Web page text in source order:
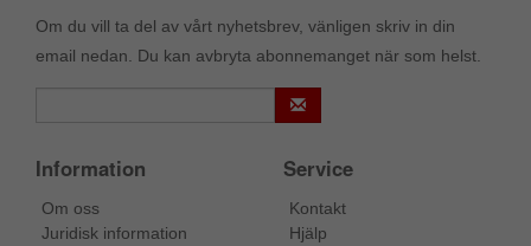
Om du vill ta del av vårt nyhetsbrev, vänligen skriv in din
email nedan. Du kan avbryta abonnemanget när som helst.
Information
Om oss
Juridisk information
Service
Kontakt
Hjälp